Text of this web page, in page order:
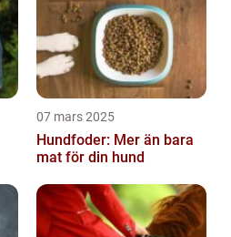
07 mars 2025
Hundfoder: Mer än bara
mat för din hund